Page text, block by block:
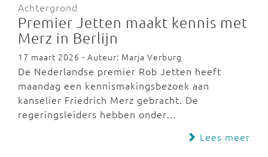
Achtergrond
Premier Jetten maakt kennis met
Merz in Berlijn
17 maart 2026 - Auteur: Marja Verburg
De Nederlandse premier Rob Jetten heeft
maandag een kennismakingsbezoek aan
kanselier Friedrich Merz gebracht. De
regeringsleiders hebben onder…
Lees meer